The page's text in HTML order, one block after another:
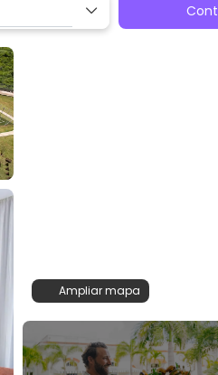
Ampliar mapa